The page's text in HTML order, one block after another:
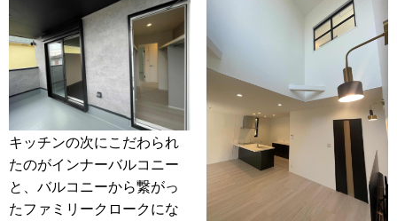
キッチンの次にこだわられ
たのがインナーバルコニー
と、バルコニーから繋がっ
たファミリークロークにな